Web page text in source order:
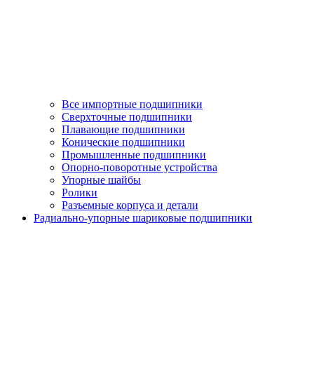
Все импортные подшипники
Сверхточные подшипники
Плавающие подшипники
Конические подшипники
Промышленные подшипники
Опорно-поворотные устройства
Упорные шайбы
Ролики
Разъемные корпуса и детали
Радиально-упорные шариковые подшипники